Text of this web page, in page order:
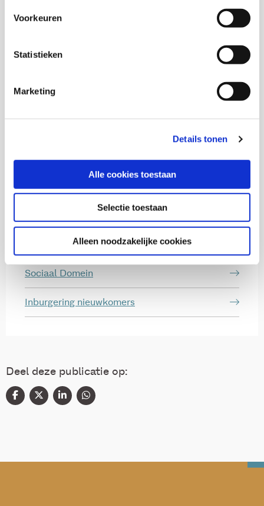
Voorkeuren
Statistieken
Marketing
Details tonen
Alle cookies toestaan
Selectie toestaan
Alleen noodzakelijke cookies
Anastasiia Omelianuk
Sociaal Domein
Inburgering nieuwkomers
Deel deze publicatie op: